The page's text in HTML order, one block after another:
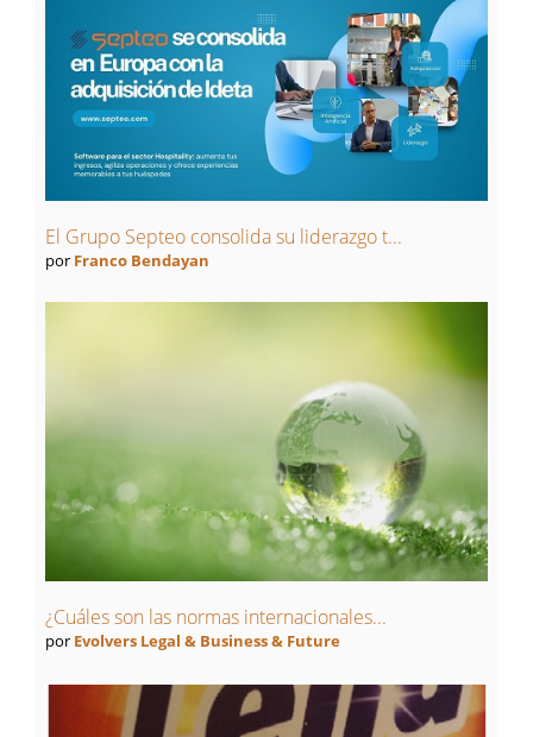
El Grupo Septeo consolida su liderazgo t...
por Franco Bendayan
¿Cuáles son las normas internacionales...
por Evolvers Legal & Business & Future